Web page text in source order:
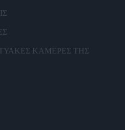
ΚΑΜΕΡΕΣ ΤΗΣ